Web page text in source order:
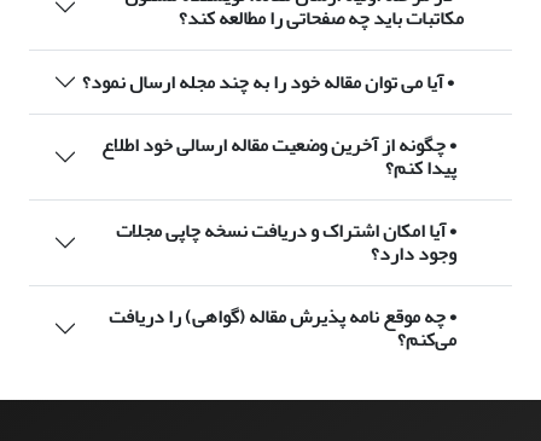
مکاتبات باید چه صفحاتی را مطالعه کند؟
• آیا می توان مقاله خود را به چند مجله ارسال نمود؟
• چگونه از آخرین وضعیت مقاله ارسالی خود اطلاع
پیدا کنم؟
• آیا امکان اشتراک و دریافت نسخه چاپی مجلات
وجود دارد؟
• چه موقع نامه پذیرش مقاله (گواهی) را دریافت
می‌کنم؟